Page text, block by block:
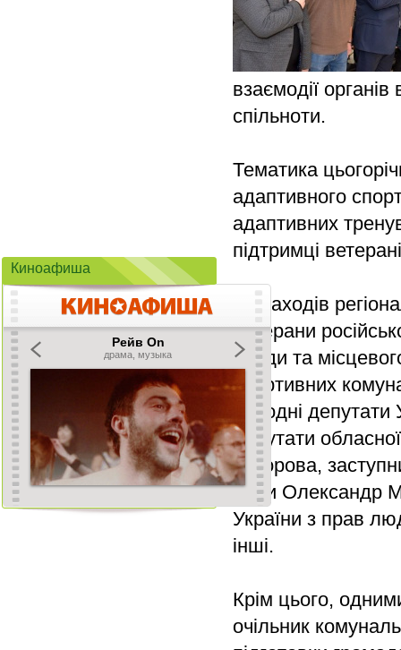
взаємодії
спільноти.
Тематика
адаптивного
адаптивних
підтримці
До заходів
ветерани
влади та
спортивних
народні
депутати
Сідорова,
ради Олександр
України з прав
інші.
Крім цього,
очільник
Киноафиша